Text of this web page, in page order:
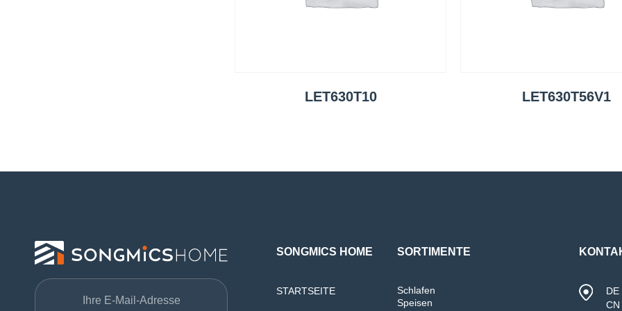
LET630T10 LET630T56V1
SONGMICS HOME
STARTSEITE
SORTIMENTE
Schlafen
Speisen